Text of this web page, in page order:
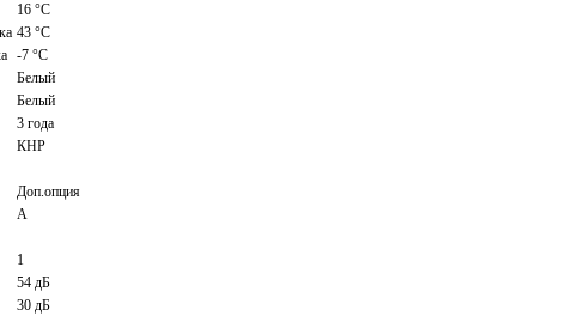
16 °С
43 °С
-7 °С
Белый
Белый
3 года
КНР
Доп.опция
A
1
54 дБ
30 дБ